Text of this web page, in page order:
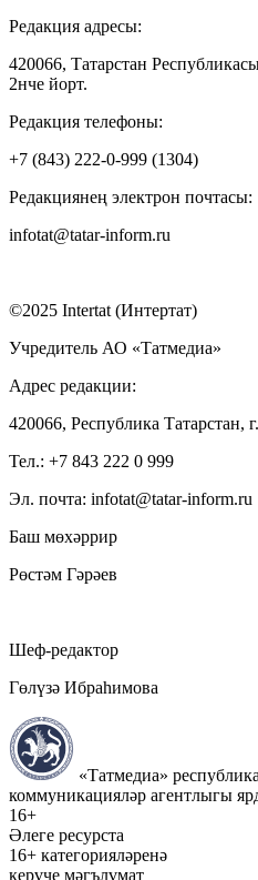
Редакция адресы:
420066, Татарстан
2нче йорт.
Редакция телефоны:
+7 (843) 222-0-999 (1304)
Редакциянең электрон почтасы:
infotat@tatar-inform.ru
©2025 Intertat (Интертат)
Учредитель АО «Татмедиа»
Адрес редакции:
420066, Республика Татарстан,
Тел.: +7 843 222 0 999
Эл. почта: infotat@tatar-inform.ru
Баш мөхәррир
Рөстәм Гәрәев
Шеф-редактор
Гөлүзә Ибраһимова
«Татмедиа»
коммуникацияләр агентлыгы
16+
Әлеге ресурста
16+ категорияләренә
керүче мәгълүмат